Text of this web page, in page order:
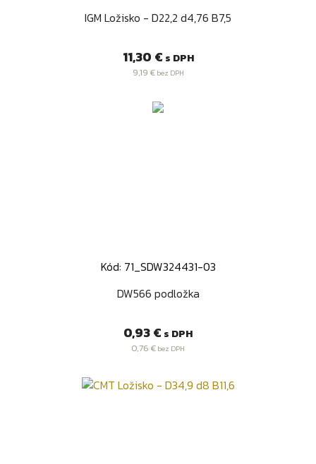
IGM Ložisko - D22,2 d4,76 B7,5
Cena
11,30 € s DPH
9,19 €bez DPH
Kód: 71_SDW324431-03
DW566 podložka
Cena
0,93 € s DPH
0,76 € bez DPH